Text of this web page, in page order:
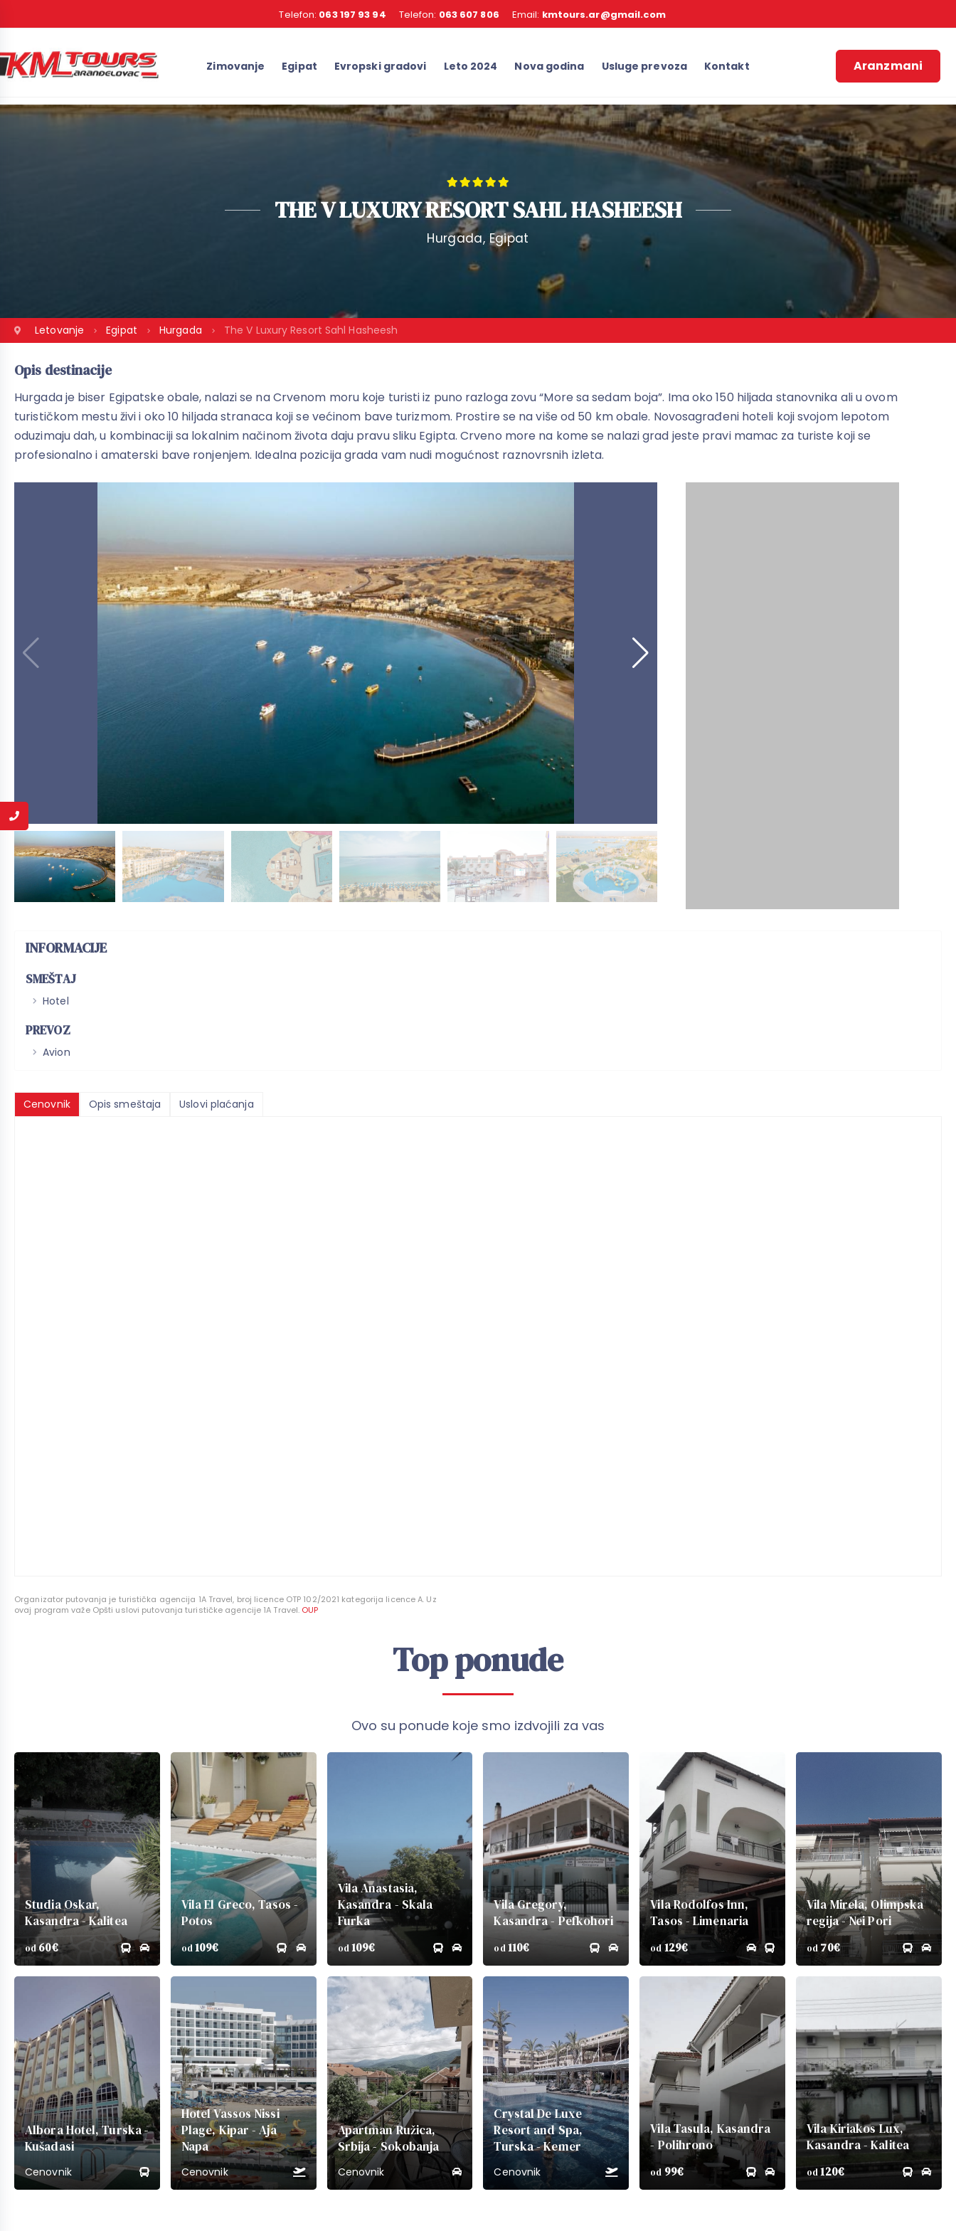
Telefon: 063 197 93 94 Telefon: 063 607 806 Email: kmtours.ar@gmail.com
Zimovanje Egipat Evropski gradovi Leto 2024 Nova godina Usluge prevoza Kontakt Aranzmani
THE V LUXURY RESORT SAHL HASHEESH
Hurgada, Egipat
Letovanje Egipat Hurgada The V Luxury Resort Sahl Hasheesh
Opis destinacije
Hurgada je biser Egipatske obale, nalazi se na Crvenom moru koje turisti iz puno razloga zovu “More sa sedam boja”. Ima oko 150 hiljada stanovnika ali u ovom
turističkom mestu živi i oko 10 hiljada stranaca koji se većinom bave turizmom. Prostire se na više od 50 km obale. Novosagrađeni hoteli koji svojom lepotom
oduzimaju dah, u kombinaciji sa lokalnim načinom života daju pravu sliku Egipta. Crveno more na kome se nalazi grad jeste pravi mamac za turiste koji se
profesionalno i amaterski bave ronjenjem. Idealna pozicija grada vam nudi mogućnost raznovrsnih izleta.
INFORMACIJE
SMEŠTAJ
Hotel
PREVOZ
Avion
Cenovnik Opis smeštaja Uslovi plaćanja
Organizator putovanja je turistička agencija 1A Travel, broj licence OTP 102/2021 kategorija licence A. Uz
ovaj program važe Opšti uslovi putovanja turističke agencije 1A Travel. OUP
Top ponude
Ovo su ponude koje smo izdvojili za vas
Studia Oskar,
Kasandra - Kalitea
od60€
Vila El Greco, Tasos -
Potos
od109€
Vila Anastasia,
Kasandra - Skala
Furka
od109€
Vila Gregory,
Kasandra - Pefkohori
od110€
Vila Rodolfos Inn,
Tasos - Limenaria
od 129€
Vila Mirela, Olimpska
regija - Nei Pori
od 70€
Albora Hotel, Turska -
Kušadasi
Cenovnik
Hotel Vassos Nissi
Plage, Kipar - Aja
Napa
Cenovnik
Apartman Ružica,
Srbija - Sokobanja
Cenovnik
Crystal De Luxe
Resort and Spa,
Turska - Kemer
Cenovnik
Vila Tasula, Kasandra
- Polihrono
od 99€
Vila Kiriakos Lux,
Kasandra - Kalitea
od120€